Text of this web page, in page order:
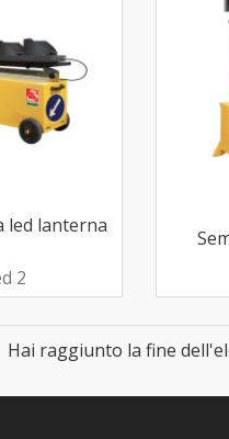
led lanterna
2
Hai raggiunto la fine